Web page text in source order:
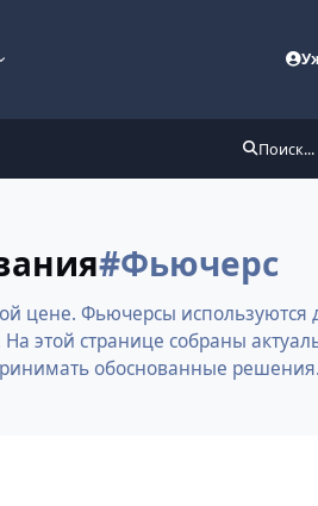
Поиск...
#Фьючерс
цене. Фьючерсы используются
этой странице собраны
обоснованные решения.